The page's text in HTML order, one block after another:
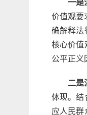
价值观要
确解释法
核心价值
公平正义
二是
体现。结
应人民